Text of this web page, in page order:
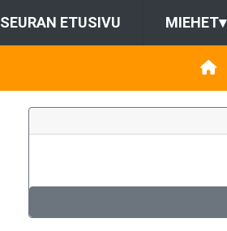
SEURAN ETUSIVU MIEHET▾